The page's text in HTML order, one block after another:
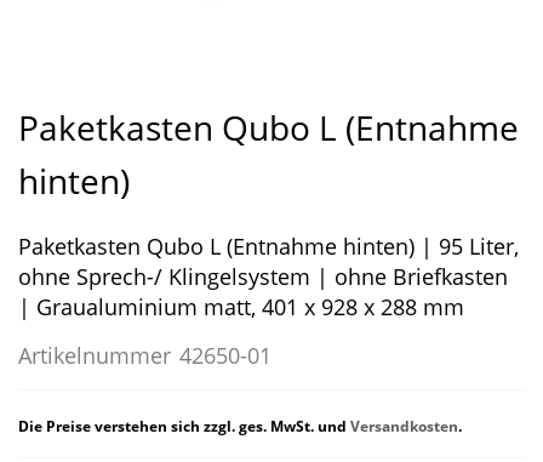
Anfang
der
Bildergalerie
springen
Paketkasten Qubo L (Entnahme
hinten)
Paketkasten Qubo L (Entnahme hinten) | 95 Liter,
ohne Sprech-/ Klingelsystem | ohne Briefkasten
| Graualuminium matt, 401 x 928 x 288 mm
Artikelnummer 42650-01
Die Preise verstehen sich zzgl. ges. MwSt. und Versandkosten.